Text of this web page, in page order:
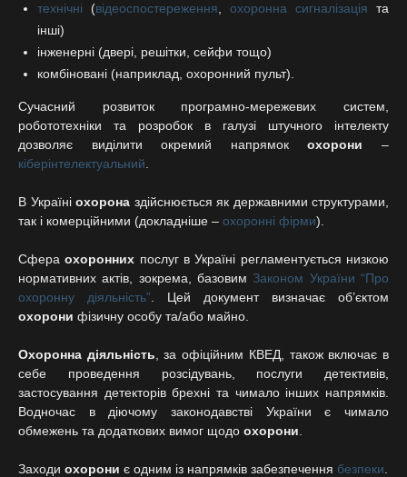
технічні (відеоспостереження охоронна сигналізація та
інші)
інженерні (двері, решітки, сейфи тощо)
комбіновані (наприклад, охоронний пульт).
Сучасний розвиток програмно-мережевих систем,
робототехніки та розробок в галузі штучного інтелекту
дозволяє виділити окремий напрямокохорони –
кіберінтелектуальний
В Україні охорона здійснюється як державними структурами,
так і комерційними (докладніше – охоронні фірми).
Сфера охоронних послуг в Україні регламентується низкою
нормативних актів, зокрема, базовим Законом України “Про
охоронну діяльність” . Цей документ визначає об’єктом
охорони фізичну особу та/або майно.
Охоронна діяльність , за офіційним КВЕД, також включає в
себе проведення розсідувань, послуги детективів,
застосування детекторів брехні та чимало інших напрямків.
Водночас в діючому законодавстві України є чимало
обмежень та додаткових вимог щодо охорони
Заходи охорони є одним із напрямків забезпечення безпеки